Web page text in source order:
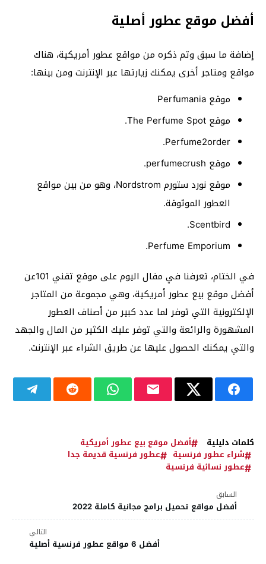
أفضل موقع عطور أصلية
إضافة ما سبق وتم ذكره من مواقع عطور أمريكية، هناك
مواقع ومتاجر أخرى يمكنك زيارتها عبر الإنترنت ومن بينها:
موقع Perfumania
موقع The Perfume Spot.
Perfume2order.
موقع perfumecrush.
موقع نورد ستورم Nordstrom، وهو من بين مواقع
العطور الموثوقة.
Scentbird.
Perfume Emporium.
في الختام، تعرفنا في مقال اليوم على موقع تقني 101عن
أفضل موقع بيع عطور أمريكية، وهي مجموعة من المتاجر
الإلكترونية التي توفر لما عدد كبير من أصناف العطور
المشهورة والرائعة والتي توفر عليك الكثير من المال والجهد
والتي يمكنك الحصول عليها عن طريق الشراء عبر الإنترنت.
كلمات دليلية
أفضل موقع بيع عطور أمريكية
شراء عطور فرنسية
عطور فرنسية قديمة جدا
عطور نسائية فرنسية
السابق
أفضل مواقع تحميل برامج مجانية كاملة 2022
التالي
أفضل 6 مواقع عطور فرنسية أصلية